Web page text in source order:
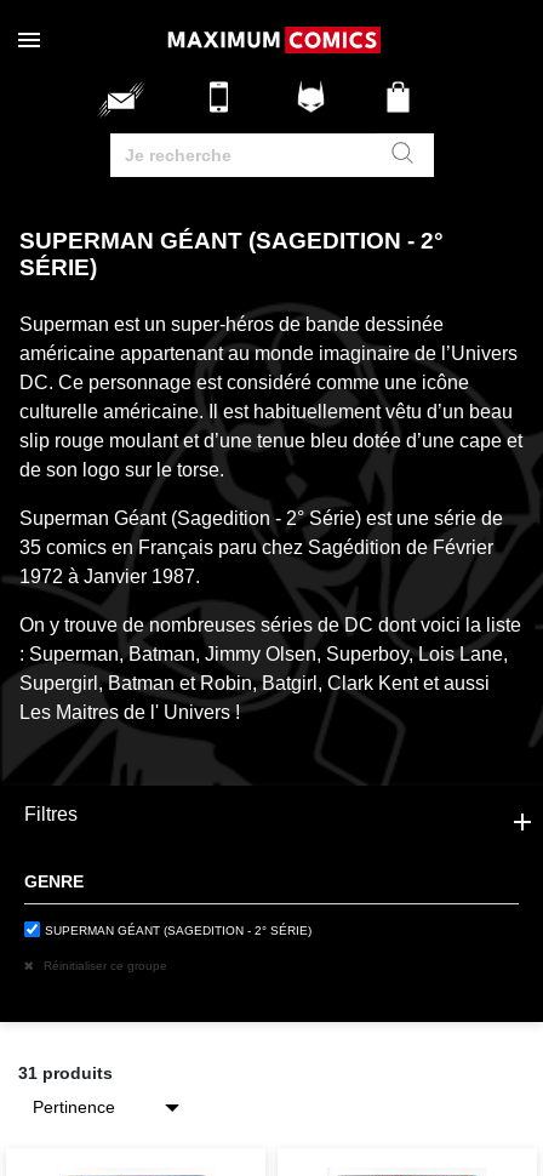
SUPERMAN GÉANT (SAGEDITION - 2°
SÉRIE)
Superman est un super-héros de bande dessinée
américaine appartenant au monde imaginaire de l’Univers
DC. Ce personnage est considéré comme une icône
culturelle américaine. Il est habituellement vêtu d’un beau
slip rouge moulant et d’une tenue bleu dotée d’une cape et
de son logo sur le torse.
Superman Géant (Sagedition - 2° Série) est une série de
35 comics en Français paru chez Sagédition de Février
1972 à Janvier 1987.
On y trouve de nombreuses séries de DC dont voici la liste
: Superman, Batman, Jimmy Olsen, Superboy, Lois Lane,
Supergirl, Batman et Robin, Batgirl, Clark Kent et aussi
Les Maitres de l' Univers !
Filtres
GENRE
SUPERMAN GÉANT (SAGEDITION - 2° SÉRIE)
Réinitialiser ce groupe
31 produits